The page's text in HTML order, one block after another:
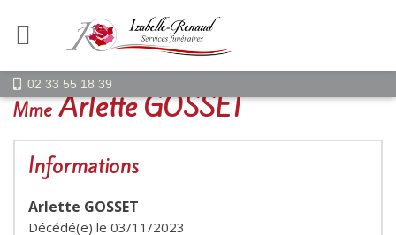
02 33 55 18 39
MmeArlette GOSSET
Informations
Arlette GOSSET
Décédé(e) le 03/11/2023